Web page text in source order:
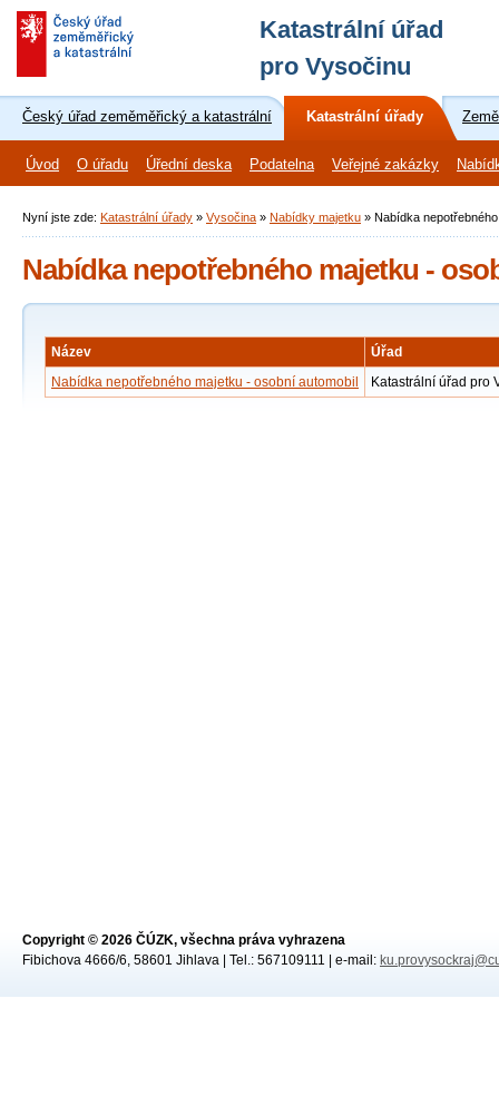
Katastrální úřad
pro Vysočinu
Český úřad zeměměřický a katastrální Katastrální úřady
Úvod O úřadu Úřední deska Podatelna Veřejné zakázky
Nyní jste zde: Katastrální úřady » Vysočina » Nabídky majetku » Nabídka
Nabídka nepotřebného majetku -
Název
Úřad
Nabídka nepotřebného majetku - osobní automobil
Katastrální úřad pro
Copyright © 2026 ČÚZK, všechna práva vyhrazena
Fibichova 4666/6, 58601 Jihlava | Tel.: 567109111 | e-mail: